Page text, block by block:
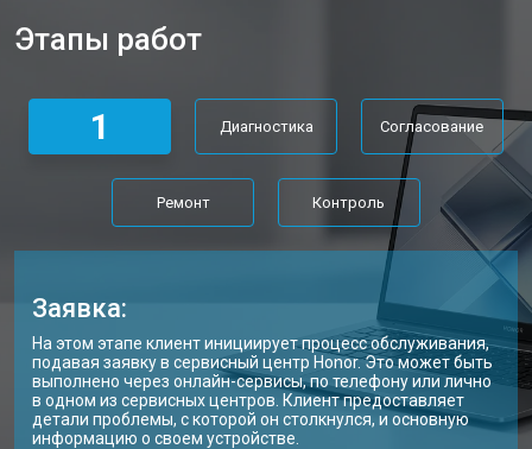
Замена матрицы ноутбука Honor
Ремонт цепи питания от 3500 ₽ Заказать
Замена USB порта от 2200 ₽ Заказать
Замена звуковой карты от 1700 ₽ Заказать
от 2600 ₽
от 2600 ₽
Замена оперативной памяти от 1100 ₽ Заказать
Прошивка BIOS ноутбука Honor от 1500 ₽ Заказать
Этапы работ
1 Диагностика Согласование
Ремонт Контроль
Заявка:
На этом этапе клиент инициирует процесс обслуживания,
подавая заявку в сервисный центр Honor. Это может быть
выполнено через онлайн-сервисы, по телефону или лично
в одном из сервисных центров. Клиент предоставляет
детали проблемы, с которой он столкнулся, и основную
информацию о своем устройстве.